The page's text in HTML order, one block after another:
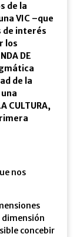
de la
VIC –que
de interés
los
DE
de la
CULTURA,
nos
dimensión
concebir